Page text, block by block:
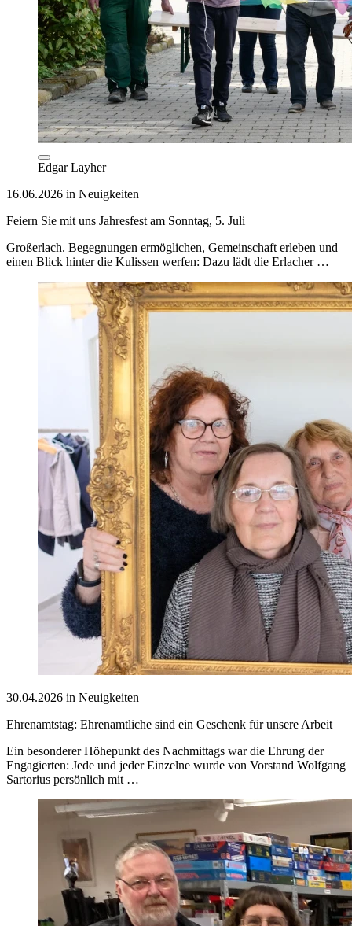
Edgar Layher
16.06.2026 in Neuigkeiten
Feiern Sie mit uns Jahresfest am Sonntag, 5. Juli
Großerlach. Begegnungen ermöglichen, Gemeinschaft erleben und
einen Blick hinter die Kulissen werfen: Dazu lädt die Erlacher …
30.04.2026 in Neuigkeiten
Ehrenamtstag: Ehrenamtliche sind ein Geschenk für unsere Arbeit
Ein besonderer Höhepunkt des Nachmittags war die Ehrung der
Engagierten: Jede und jeder Einzelne wurde von Vorstand Wolfgang
Sartorius persönlich mit …